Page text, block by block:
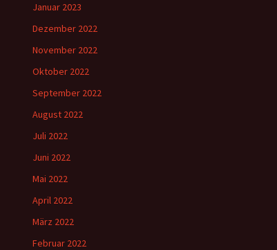
Januar 2023
Dezember 2022
November 2022
Oktober 2022
September 2022
August 2022
Juli 2022
Juni 2022
Mai 2022
April 2022
März 2022
Februar 2022